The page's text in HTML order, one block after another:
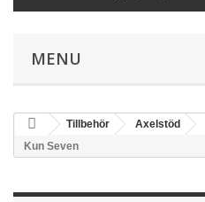
MENU
Tillbehör Axelstöd
Kun Seven